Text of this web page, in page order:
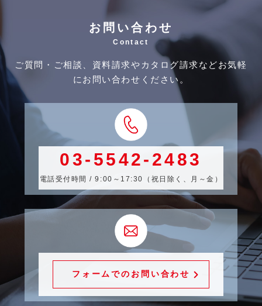
お問い合わせ
Contact
ご質問・ご相談、資料請求やカタログ請求などお気軽
にお問い合わせください。
03-5542-2483
電話受付時間 / 9:00～17:30（祝日除く、月～金）
フォームでのお問い合わせ